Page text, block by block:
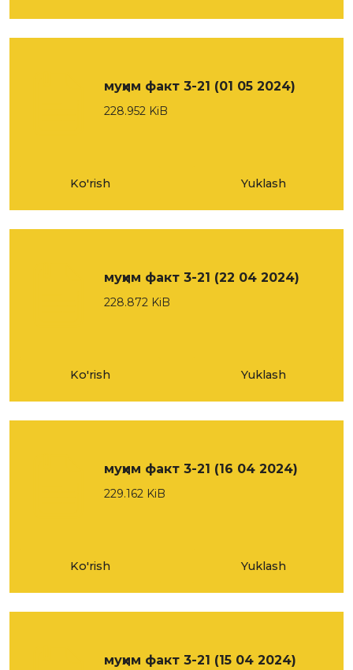
муҳим факт 3-21 (01 05 2024)
228.952 KiB
Ko'rish Yuklash
муҳим факт 3-21 (22 04 2024)
228.872 KiB
Ko'rish Yuklash
муҳим факт 3-21 (16 04 2024)
229.162 KiB
Ko'rish Yuklash
муҳим факт 3-21 (15 04 2024)